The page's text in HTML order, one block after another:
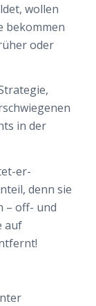
wollen
bekommen
oder
in der
er-
denn sie
– off- und
auf